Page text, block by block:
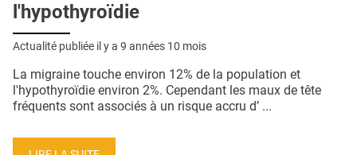
l'hypothyroïdie
Actualité publiée il y a 9 années 10 mois
La migraine touche environ 12% de la population et
l'hypothyroïdie environ 2%. Cependant les maux de tête
fréquents sont associés à un risque accru d’ ...